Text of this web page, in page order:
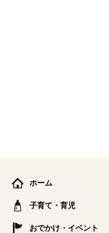
ホーム
子育て・育児
おでかけ・イベント